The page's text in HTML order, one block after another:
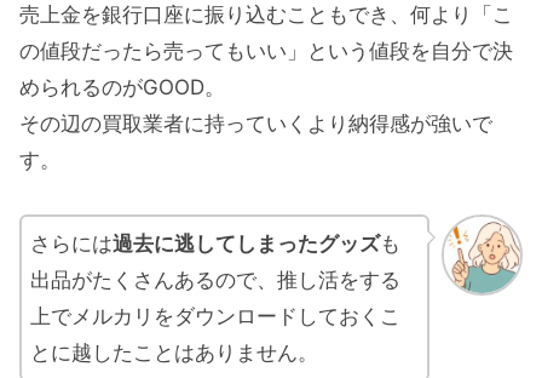
売上金を銀行口座に振り込むこともでき、何より「こ
の値段だったら売ってもいい」という値段を自分で決
められるのがGOOD。
その辺の買取業者に持っていくより納得感が強いで
す。
さらには過去に逃してしまったグッズも
出品がたくさんあるので、推し活をする
上でメルカリをダウンロードしておくこ
とに越したことはありません。